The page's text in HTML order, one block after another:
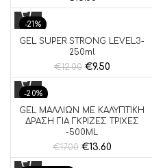
-21%
SOLD OUT
GEL SUPER STRONG LEVEL3-
250ml
€12.00 €9.50
-20%
SOLD OUT
GEL ΜΑΛΛΙΩΝ ΜΕ ΚΑΛΥΠΤΙΚΗ
ΔΡΑΣΗ ΓΙΑ ΓΚΡΙΖΕΣ ΤΡΙΧΕΣ
-500ML
€17.00 €13.60